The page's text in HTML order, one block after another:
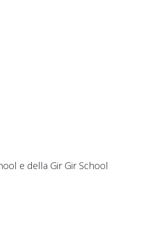
e della Gir Gir School